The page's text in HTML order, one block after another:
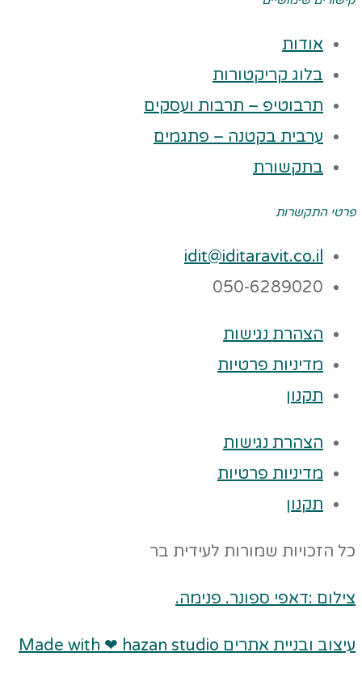
אודות
בלוג קריקטורות
תרבוטיפ – תרבות ועסקים
ערבית בקטנה – פתגמים
בתקשורת
פרטי התקשרות
idit@iditaravit.co.il
050-6289020
הצהרת נגישות
מדיניות פרטיות
תקנון
הצהרת נגישות
מדיניות פרטיות
תקנון
כל הזכויות שמורות לעידית בר
צילום :דאפי ספונר. פנימה.
עיצוב ובניית אתרים Made with ❤ hazan studio